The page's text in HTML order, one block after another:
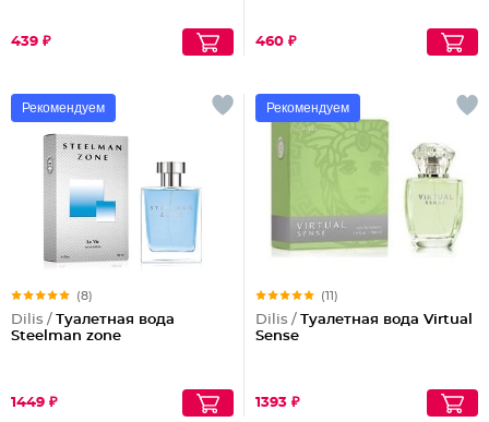
439 ₽ 460 ₽
Рекомендуем
(8)
Dilis / Туалетная вода
Steelman zone
1449 ₽
Рекомендуем
(11)
Dilis / Туалетная вода Virtual
Sense
1393 ₽